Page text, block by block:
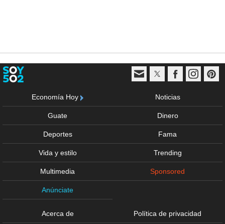
Economía Hoy Noticias
Guate Dinero
Deportes Fama
Vida y estilo Trending
Multimedia Sponsored
Anúnciate
Acerca de Política de privacidad